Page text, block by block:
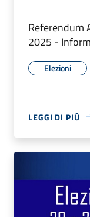
Referendum
2025 -
Elezioni
LEGGI DI PIÙ